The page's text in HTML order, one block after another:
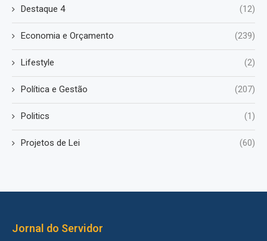
Destaque 4 (12)
Economia e Orçamento (239)
Lifestyle (2)
Política e Gestão (207)
Politics (1)
Projetos de Lei (60)
Jornal do Servidor